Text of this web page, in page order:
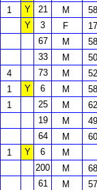
1 Y 21 M 58
Y 3 F 17
67 M
58
33 M 50
4 73 M 52
1 Y 6 M 58
1 25 M
62
19 M
49
64 M 60
1 Y 6 M
200 M
68
61 M
57